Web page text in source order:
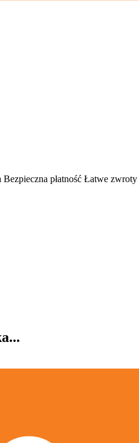
Bezpieczna płatność Łatwe zwroty